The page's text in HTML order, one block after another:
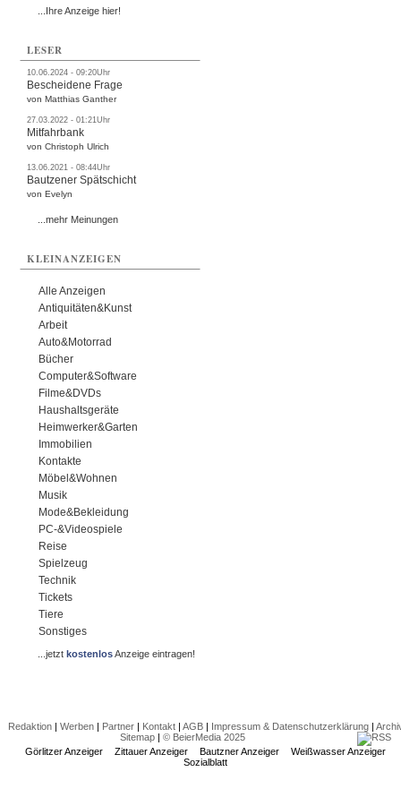
...Ihre Anzeige hier!
LESER
10.06.2024 - 09:20Uhr
Bescheidene Frage
von Matthias Ganther
27.03.2022 - 01:21Uhr
Mitfahrbank
von Christoph Ulrich
13.06.2021 - 08:44Uhr
Bautzener Spätschicht
von Evelyn
...mehr Meinungen
KLEINANZEIGEN
Alle Anzeigen
Antiquitäten&Kunst
Arbeit
Auto&Motorrad
Bücher
Computer&Software
Filme&DVDs
Haushaltsgeräte
Heimwerker&Garten
Immobilien
Kontakte
Möbel&Wohnen
Musik
Mode&Bekleidung
PC-&Videospiele
Reise
Spielzeug
Technik
Tickets
Tiere
Sonstiges
...jetztkostenlosAnzeige eintragen!
Redaktion| Werben| Partner| Kontakt| AGB| Impressum & Datenschutzerklärung|
Sitemap| © BeierMedia 2025
Görlitzer Anzeiger
Zittauer Anzeiger Bautzner Anzeiger
Weißwasser Anzeiger
Sozialblatt